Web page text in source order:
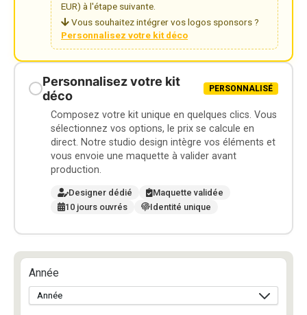
EUR) à l'étape suivante.
Vous souhaitez intégrer vos logos sponsors ?
Personnalisez votre kit déco
Personnalisez votre kit
déco
PERSONNALISÉ
Composez votre kit unique en quelques clics. Vous
sélectionnez vos options, le prix se calcule en
direct. Notre studio design intègre vos éléments et
vous envoie une maquette à valider avant
production.
Designer dédié
Maquette validée
10 jours ouvrés
Identité unique
Année